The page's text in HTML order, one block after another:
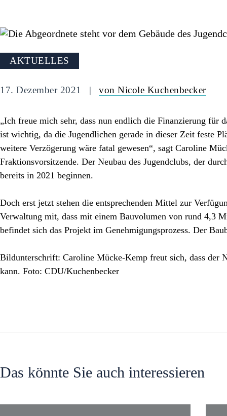
AKTUELLES
17. Dezember 2021 von Nicole Kuchenbecker
„Ich freue mich sehr, dass nun endlich die Finanzierung für
ist wichtig, da die Jugendlichen gerade in dieser Zeit feste
weitere Verzögerung wäre fatal gewesen“, sagt Caroline
Fraktionsvorsitzende. Der Neubau des Jugendclubs, der
bereits in 2021 beginnen.
Doch erst jetzt stehen die entsprechenden Mittel zur
Verwaltung mit, dass mit einem Bauvolumen von rund 4,3
befindet sich das Projekt im Genehmigungsprozess. Der
Bildunterschrift: Caroline Mücke-Kemp freut sich, dass der
kann. Foto: CDU/Kuchenbecker
Das könnte Sie auch interessieren